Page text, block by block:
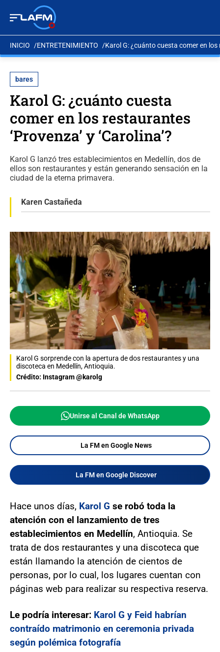
INICIO ENTRETENIMIENTO Karol G: ¿cuánto cuesta comer en los
bares
Karol G: ¿cuánto cuesta
comer en los restaurantes
‘Provenza’ y ‘Carolina’?
Karol G lanzó tres establecimientos en Medellín, dos de
ellos son restaurantes y están generando sensación en la
ciudad de la eterna primavera.
Karen Castañeda
Karol G sorprende con la apertura de dos restaurantes y una
discoteca en Medellín, Antioquia.
Crédito: Instagram @karolg
Unirse al Canal de WhatsApp
La FM en Google News
La FM en Google Discover
Hace unos días, Karol G se robó toda la
atención con el lanzamiento de tres
establecimientos en Medellín, Antioquia. Se
trata de dos restaurantes y una discoteca que
están llamando la atención de cientos de
personas, por lo cual, los lugares cuentan con
páginas web para realizar su respectiva reserva.
Le podría interesar: Karol G y Feid habrían
contraído matrimonio en ceremonia privada
según polémica fotografía